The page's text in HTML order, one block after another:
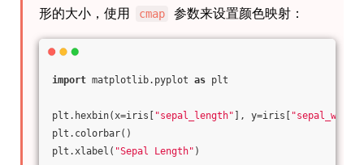
形的大小，使用
cmap 参数来设置颜色映射：
import matplotlib.pyplot as plt
plt.hexbin(x=iris[ "sepal_length" ], y=iris[
"sepal_width"
plt.colorbar()
plt.xlabel( "Sepal Length" )